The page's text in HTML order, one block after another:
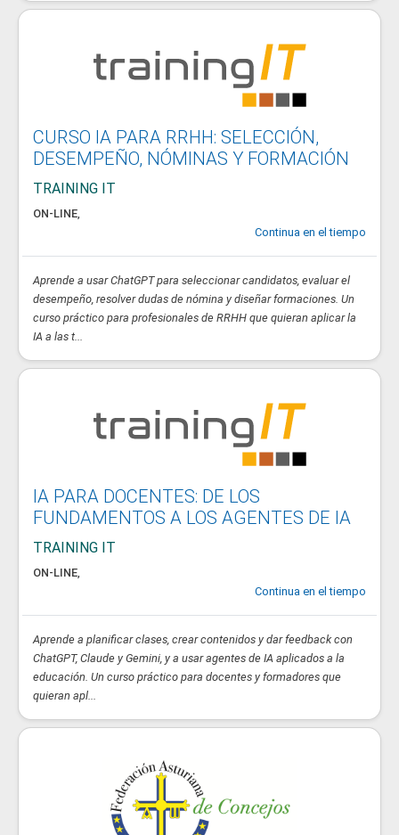
CURSO IA PARA RRHH: SELECCIÓN,
DESEMPEÑO, NÓMINAS Y FORMACIÓN
TRAINING IT
ON-LINE,
Continua en el tiempo
Aprende a usar ChatGPT para seleccionar candidatos, evaluar el
desempeño, resolver dudas de nómina y diseñar formaciones. Un
curso práctico para profesionales de RRHH que quieran aplicar la
IA a las t...
IA PARA DOCENTES: DE LOS
FUNDAMENTOS A LOS AGENTES DE IA
TRAINING IT
ON-LINE,
Continua en el tiempo
Aprende a planificar clases, crear contenidos y dar feedback con
ChatGPT, Claude y Gemini, y a usar agentes de IA aplicados a la
educación. Un curso práctico para docentes y formadores que
quieran apl...